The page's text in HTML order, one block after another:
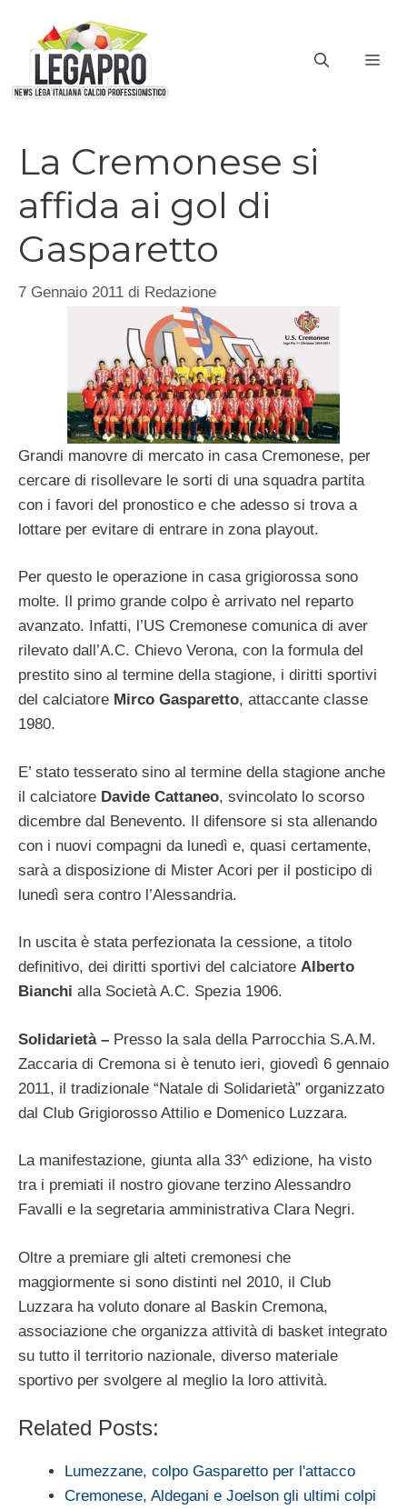
contenuto
La Cremonese si
affida ai gol di
Gasparetto
7 Gennaio 2011 di Redazione
Grandi manovre di mercato in casa Cremonese, per
cercare di risollevare le sorti di una squadra partita
con i favori del pronostico e che adesso si trova a
lottare per evitare di entrare in zona playout.
Per questo le operazione in casa grigiorossa sono
molte. Il primo grande colpo è arrivato nel reparto
avanzato. Infatti, l’US Cremonese comunica di aver
rilevato dall’A.C. Chievo Verona, con la formula del
prestito sino al termine della stagione, i diritti sportivi
del calciatore Mirco Gasparetto, attaccante classe
1980.
E’ stato tesserato sino al termine della stagione anche
il calciatore Davide Cattaneo, svincolato lo scorso
dicembre dal Benevento. Il difensore si sta allenando
con i nuovi compagni da lunedì e, quasi certamente,
sarà a disposizione di Mister Acori per il posticipo di
lunedì sera contro l’Alessandria.
In uscita è stata perfezionata la cessione, a titolo
definitivo, dei diritti sportivi del calciatore Alberto
Bianchi alla Società A.C. Spezia 1906.
Solidarietà – Presso la sala della Parrocchia S.A.M.
Zaccaria di Cremona si è tenuto ieri, giovedì 6 gennaio
2011, il tradizionale “Natale di Solidarietà” organizzato
dal Club Grigiorosso Attilio e Domenico Luzzara.
La manifestazione, giunta alla 33^ edizione, ha visto
tra i premiati il nostro giovane terzino Alessandro
Favalli e la segretaria amministrativa Clara Negri.
Oltre a premiare gli alteti cremonesi che
maggiormente si sono distinti nel 2010, il Club
Luzzara ha voluto donare al Baskin Cremona,
associazione che organizza attività di basket integrato
su tutto il territorio nazionale, diverso materiale
sportivo per svolgere al meglio la loro attività.
Related Posts:
Lumezzane, colpo Gasparetto per l'attacco
Cremonese, Aldegani e Joelson gli ultimi colpi